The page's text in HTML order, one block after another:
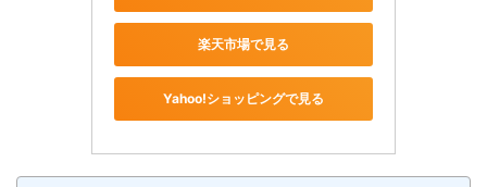
楽天市場で見る
Yahoo!ショッピングで見る